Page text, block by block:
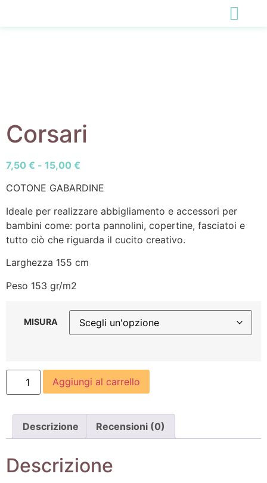
Corsari
7,50 € - 15,00 €
COTONE GABARDINE
Ideale per realizzare abbigliamento e accessori per
bambini come: porta pannolini, copertine, fasciatoi e
tutto ciò che riguarda il cucito creativo.
Larghezza 155 cm
Peso 153 gr/m2
MISURA
Aggiungi al carrello
Descrizione Recensioni (0)
Descrizione